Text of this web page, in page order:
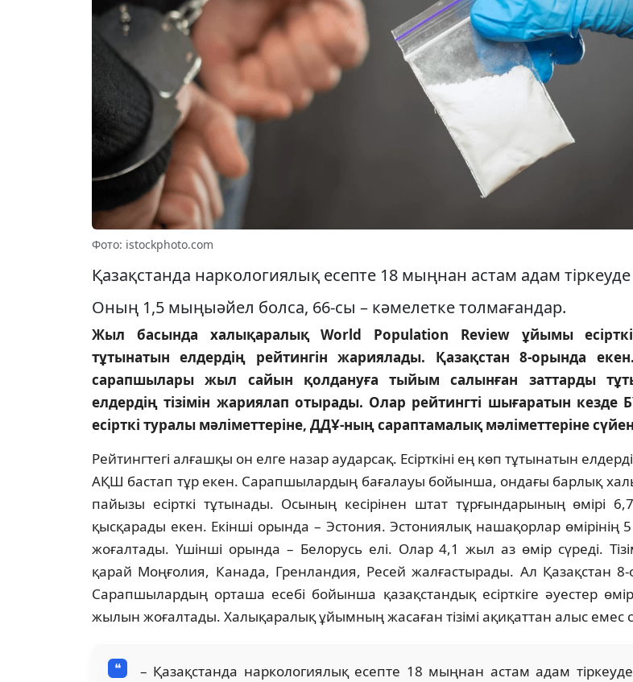
Фото: istockphoto.com
Қазақстанда наркологиялық есепте 18 мыңнан астам адам тіркеуде
Оның 1,5 мыңыәйел болса, 66-сы – кәмелетке толмағандар.
Жыл басында халықаралық World Population Review ұйымы
тұтынатын елдердің рейтингін жариялады. Қазақстан 8-орында
сарапшылары жыл сайын қолдануға тыйым салынған заттарды
елдердің тізімін жариялап отырады. Олар рейтингті шығаратын кезде
есірткі туралы мәліметтеріне, ДДҰ-ның сараптамалық мәліметтеріне
Рейтингтегі алғашқы он елге назар аударсақ. Есірткіні ең көп тұтынатын
АҚШ бастап тұр екен. Сарапшылардың бағалауы бойынша, ондағы барлық
пайызы есірткі тұтынады. Осының кесірінен штат тұрғындарының өмірі
қысқарады екен. Екінші орында – Эстония. Эстониялық нашақорлар өмірінің
жоғалтады. Үшінші орында – Белорусь елі. Олар 4,1 жыл аз өмір сүреді.
қарай Моңғолия, Канада, Гренландия, Ресей жалғастырады. Ал Қазақстан
Сарапшылардың орташа есебі бойынша қазақстандық есірткіге әуестер
жылын жоғалтады. Халықаралық ұйымның жасаған тізімі ақиқаттан алыс емес
– Қазақстанда наркологиялық есепте 18 мыңнан астам адам